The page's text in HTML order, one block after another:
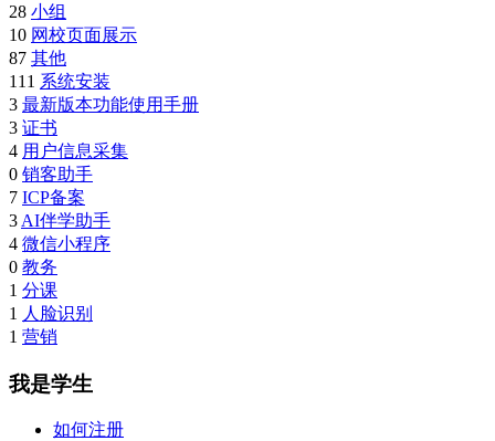
28 小组
10 网校页面展示
87 其他
111 系统安装
3 最新版本功能使用手册
3 证书
4 用户信息采集
0 销客助手
7 ICP备案
3 AI伴学助手
4 微信小程序
0 教务
1 分课
1 人脸识别
1 营销
我是学生
如何注册